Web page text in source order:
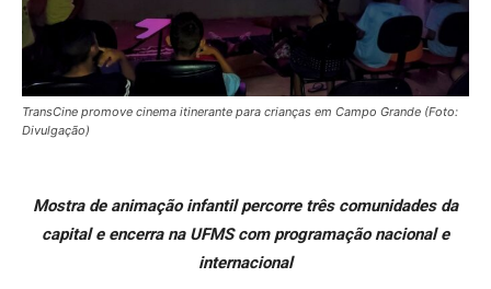
TransCine promove cinema itinerante para crianças em Campo Grande (Foto:
Divulgação)
Mostra de animação infantil percorre três comunidades da
capital e encerra na UFMS com programação nacional e
internacional